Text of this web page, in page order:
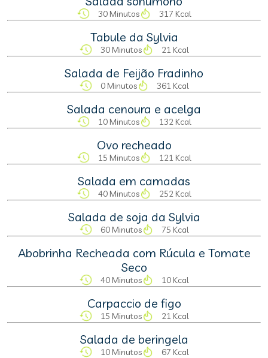
30 Minutos 317 Kcal
Tabule da Sylvia
30 Minutos 21 Kcal
Salada de Feijão Fradinho
0 Minutos 361 Kcal
Salada cenoura e acelga
10 Minutos 132 Kcal
Ovo recheado
15 Minutos 121 Kcal
Salada em camadas
40 Minutos 252 Kcal
Salada de soja da Sylvia
60 Minutos 75 Kcal
Abobrinha Recheada com Rúcula e Tomate
Seco
40 Minutos 10 Kcal
Carpaccio de figo
15 Minutos 21 Kcal
Salada de beringela
10 Minutos 67 Kcal